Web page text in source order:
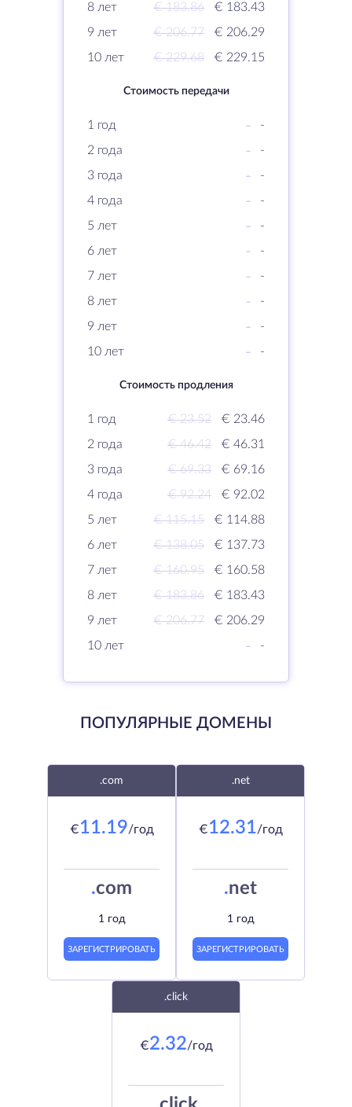
8 лет
€ 183.86
€ 183.43
9 лет
€ 206.77
€ 206.29
10 лет
€ 229.68 € 229.15
Стоимость передачи
1 год -
-
2 года
-
-
3 года
-
-
4 года
-
-
5 лет
-
-
6 лет
-
-
7 лет
-
-
8 лет
-
-
9 лет
-
-
10 лет
- -
Стоимость продления
1 год € 23.52
€ 23.46
2 года
€ 46.42
€ 46.31
3 года
€ 69.33
€ 69.16
4 года
€ 92.24
€ 92.02
5 лет
€ 115.15
€ 114.88
6 лет
€ 138.05
€ 137.73
7 лет
€ 160.95
€ 160.58
8 лет
€ 183.86
€ 183.43
9 лет
€ 206.77
€ 206.29
10 лет
- -
ПОПУЛЯРНЫЕ ДОМЕНЫ
.com
€11.19/год
.com
1 год
ЗАРЕГИСТРИРОВАТЬ
.net
€12.31/год
.net
1 год
ЗАРЕГИСТРИРОВАТЬ
.click
€2.32/год